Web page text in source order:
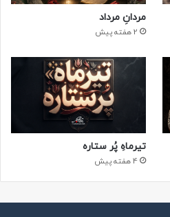
مردانِ مرداد
2 هفته پیش
تیرماهِ پُر ستاره
4 هفته پیش